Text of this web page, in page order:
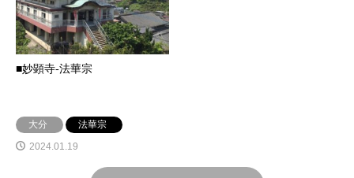
■妙顕寺-法華宗
大分
法華宗
2024.01.19